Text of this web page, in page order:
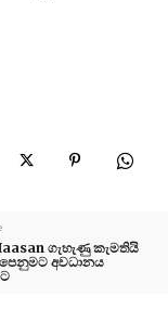
ගැහැණු කැමතියි
අවධානය